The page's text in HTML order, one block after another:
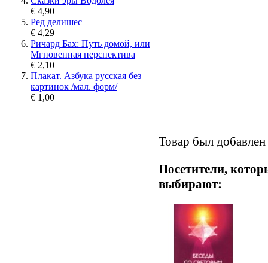
€ 4,90
Ред делишес
€ 4,29
Ричард Бах: Путь домой, или
Мгновенная перспектива
€ 2,10
Плакат. Азбука русская без
картинок /мал. форм/
€ 1,00
Товар был
Посетители,
выбирают: